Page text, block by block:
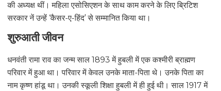
की अध्यक्ष थीं। महिला एसोसिएशन के साथ काम करने के लिए ब्रिटिश
सरकार नें उन्हें ‘कैसर-ए-हिंद’ से सम्मानित किया था।
शुरुआती जीवन
धनवंती रामा राव का जन्म साल 1893 में हुबली में एक कश्मीरी ब्राह्मण
परिवार में हुआ था। परिवार में केवल उनके माता-पिता थे। उनके पिता का
नाम कृष्ण हांडू था। उनकी स्कूली शिक्षा हुबली में ही हुई थी। साल 1917 में